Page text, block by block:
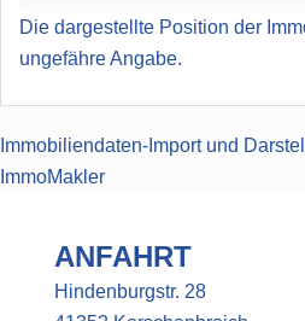
Die dargestellte Position der
ungefähre Angabe.
Immobiliendaten-Import und
ImmoMakler
ANFAHRT
Hindenburgstr. 28